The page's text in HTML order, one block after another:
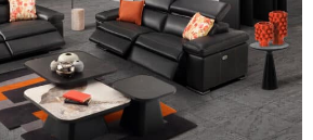
2 relax 4 moteursen cuir Master